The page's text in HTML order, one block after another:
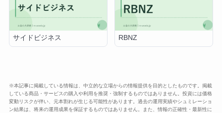
サイドビジネス RBNZ
※本記事に掲載している情報は、中立的な立場からの情報提供を目的としたものです。掲載
している商品・サービスの購入や利用を推奨・強制するものではありません。投資には価格
変動リスクが伴い、元本割れが生じる可能性があります。過去の運用実績やシュミレーショ
ン結果は、将来の運用成果を保証するものではありません。また、情報の正確性・最新性に